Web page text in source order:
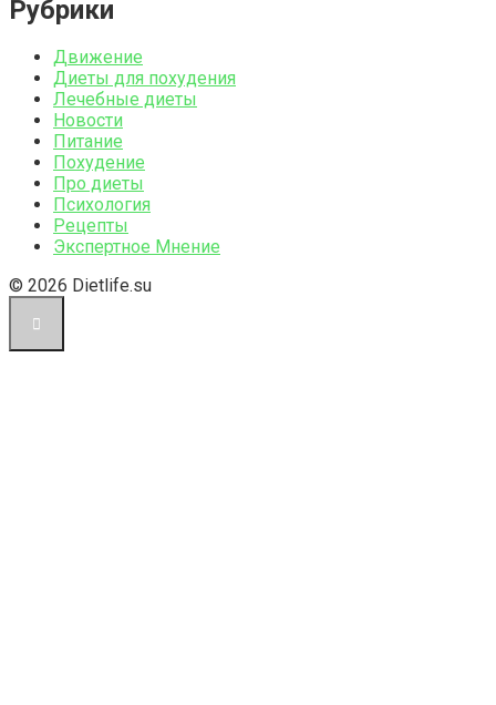
Рубрики
Движение
Диеты для похудения
Лечебные диеты
Новости
Питание
Похудение
Про диеты
Психология
Рецепты
Экспертное Мнение
© 2026 Dietlife.su